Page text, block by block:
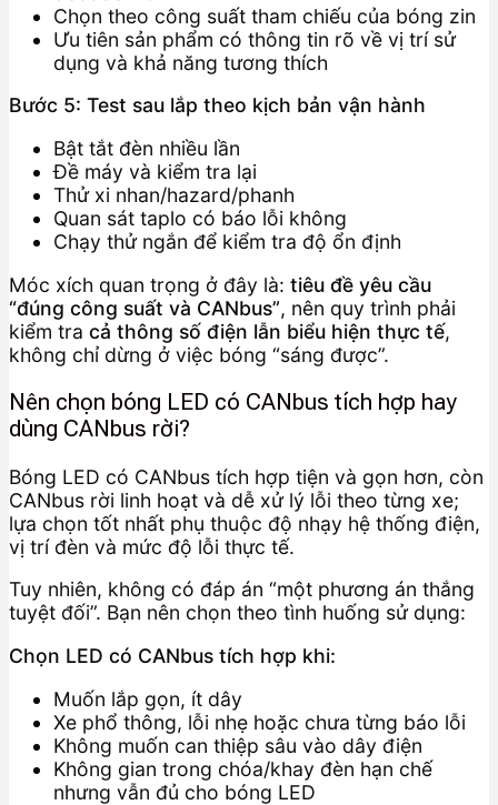
Chọn theo công suất tham chiếu của bóng zin
Ưu tiên sản phẩm có thông tin rõ về vị trí sử
dụng và khả năng tương thích
Bước 5: Test sau lắp theo kịch bản vận hành
Bật tắt đèn nhiều lần
Đề máy và kiểm tra lại
Thử xi nhan/hazard/phanh
Quan sát taplo có báo lỗi không
Chạy thử ngắn để kiểm tra độ ổn định
Móc xích quan trọng ở đây là: tiêu đề yêu cầu
“đúng công suất và CANbus”, nên quy trình phải
kiểm tra cả thông số điện lẫn biểu hiện thực tế,
không chỉ dừng ở việc bóng “sáng được”.
Nên chọn bóng LED có CANbus tích hợp hay
dùng CANbus rời?
Bóng LED có CANbus tích hợp tiện và gọn hơn, còn
CANbus rời linh hoạt và dễ xử lý lỗi theo từng xe;
lựa chọn tốt nhất phụ thuộc độ nhạy hệ thống điện,
vị trí đèn và mức độ lỗi thực tế.
Tuy nhiên, không có đáp án “một phương án thắng
tuyệt đối”. Bạn nên chọn theo tình huống sử dụng:
Chọn LED có CANbus tích hợp khi:
Muốn lắp gọn, ít dây
Xe phổ thông, lỗi nhẹ hoặc chưa từng báo lỗi
Không muốn can thiệp sâu vào dây điện
Không gian trong chóa/khay đèn hạn chế
nhưng vẫn đủ cho bóng LED